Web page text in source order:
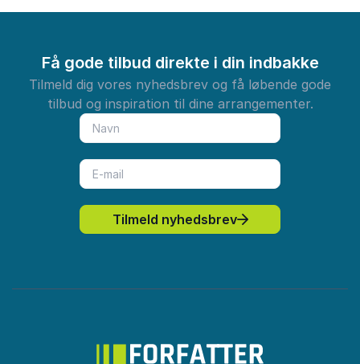
Få gode tilbud direkte i din indbakke
Tilmeld dig vores nyhedsbrev og få løbende gode
tilbud og inspiration til dine arrangementer.
Tilmeld nyhedsbrev